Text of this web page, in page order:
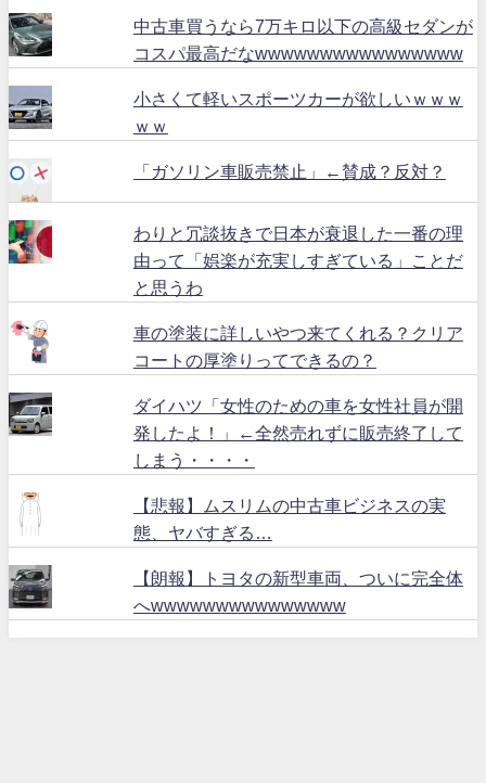
中古車買うなら7万キロ以下の高級セダンが
コスパ最高だなwwwwwwwwwwwwwwww
小さくて軽いスポーツカーが欲しいｗｗｗ
ｗｗ
「ガソリン車販売禁止」←賛成？反対？
わりと冗談抜きで日本が衰退した一番の理
由って「娯楽が充実しすぎている」ことだ
と思うわ
車の塗装に詳しいやつ来てくれる？クリア
コートの厚塗りってできるの？
ダイハツ「女性のための車を女性社員が開
発したよ！」←全然売れずに販売終了して
しまう・・・・
【悲報】ムスリムの中古車ビジネスの実
態、ヤバすぎる…
【朗報】トヨタの新型車両、ついに完全体
へwwwwwwwwwwwwwww